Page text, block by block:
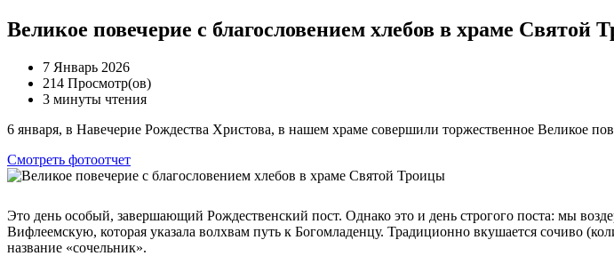
Великое повечерие с благословением хлебов в храме Святой
7 Январь 2026
214 Просмотр(ов)
3 минуты чтения
6 января, в Навечерие Рождества Христова, в нашем храме совершили торжественное Великое
Смотреть фотоотчет
Это день особый, завершающий Рождественский пост. Однако это и день строгого поста: мы
Вифлеемскую, которая указала волхвам путь к Богомладенцу. Традиционно вкушается сочиво
название «сочельник».